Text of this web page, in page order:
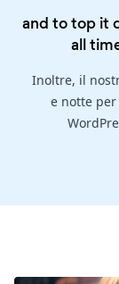
and to top it
all
Inoltre, il
e notte